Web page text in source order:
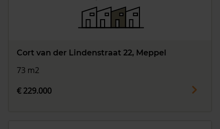
Cort van der Lindenstraat 22, Meppel
73 m2
€ 229.000